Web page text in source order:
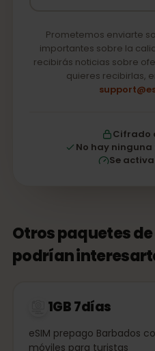
Prometemos enviarte
importantes sobre la
recibirás noticias sobre
quieres recibirlas,
Cifrado
No hay
Se
Otros paquetes
podrían
1GB 7días
eSIM prepago Barbados
móviles para turistas